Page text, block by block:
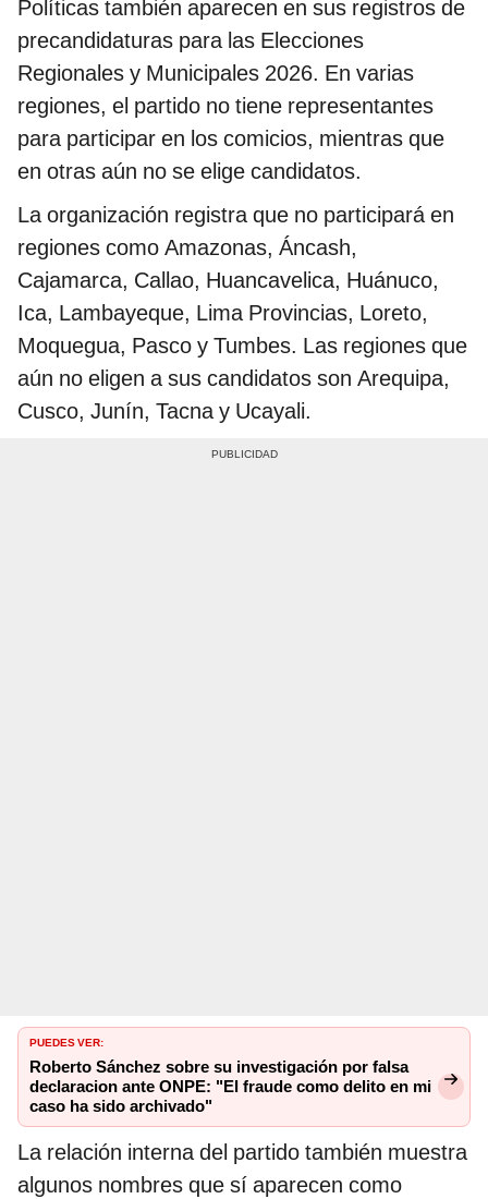
Políticas también aparecen en sus registros de
precandidaturas para las Elecciones
Regionales y Municipales 2026. En varias
regiones, el partido no tiene representantes
para participar en los comicios, mientras que
en otras aún no se elige candidatos.
La organización registra que no participará en
regiones como Amazonas, Áncash,
Cajamarca, Callao, Huancavelica, Huánuco,
Ica, Lambayeque, Lima Provincias, Loreto,
Moquegua, Pasco y Tumbes. Las regiones que
aún no eligen a sus candidatos son Arequipa,
Cusco, Junín, Tacna y Ucayali.
PUEDES VER:
Roberto Sánchez sobre su investigación por falsa
declaracion ante ONPE: "El fraude como delito en mi
caso ha sido archivado"
La relación interna del partido también muestra
algunos nombres que sí aparecen como